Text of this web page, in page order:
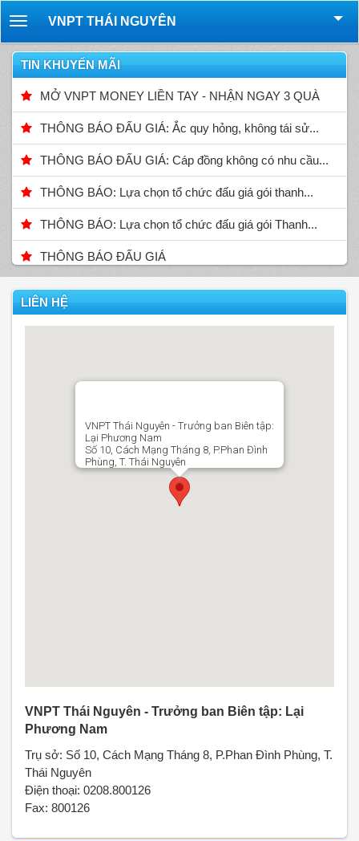
Toggle
navigation
VNPT THÁI NGUYÊN
TIN KHUYẾN MÃI
MỞ VNPT MONEY LIỀN TAY - NHẬN NGAY 3 QUÀ
THÔNG BÁO ĐẤU GIÁ: Ắc quy hỏng, không tái sử...
THÔNG BÁO ĐẤU GIÁ: Cáp đồng không có nhu cầu...
THÔNG BÁO: Lựa chọn tổ chức đấu giá gói thanh...
THÔNG BÁO: Lựa chọn tổ chức đấu giá gói Thanh...
THÔNG BÁO ĐẤU GIÁ
LIÊN HỆ
VNPT Thái Nguyên - Trưởng ban Biên tập:
Lại Phương Nam
Số 10, Cách Mạng Tháng 8, P.Phan Đình
Phùng, T. Thái Nguyên
VNPT Thái Nguyên - Trưởng ban Biên tập: Lại
Phương Nam
Trụ sở: Số 10, Cách Mạng Tháng 8, P.Phan Đình Phùng, T.
Thái Nguyên
Điện thoại: 0208.800126
Fax: 800126